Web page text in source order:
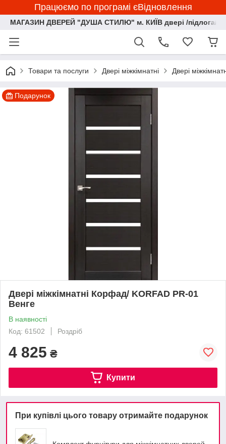
Працюємо по програмі єВідновлення
МАГАЗИН ДВЕРЕЙ "ДУША СТИЛЮ" м. КИЇВ двері /підлога/
Товари та послуги Двері міжкімнатні Двері
Подарунок
Двері міжкімнатні Корфад/ KORFAD PR-01
Венге
В наявності
Код: 61502
Роздріб
4 825 ₴
Купити
При купівлі цього товару отримайте подарунок